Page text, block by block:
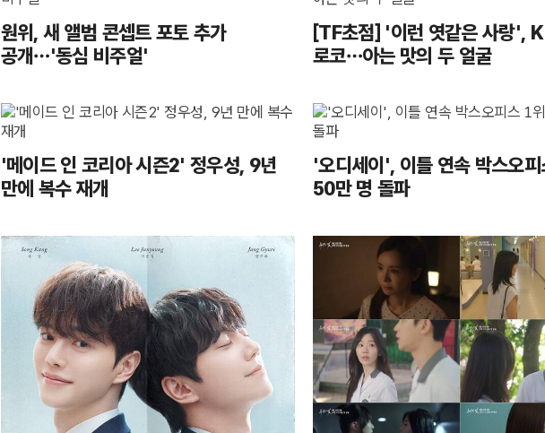
원위, 새 앨범 콘셉트 포토 추가
공개…'동심 비주얼'
[TF초점] '이런 엿같은 사랑',
로코…아는 맛의 두 얼굴
'메이드 인 코리아 시즌2' 정우성, 9년
만에 복수 재개
'오디세이', 이틀 연속 박스오
50만 명 돌파